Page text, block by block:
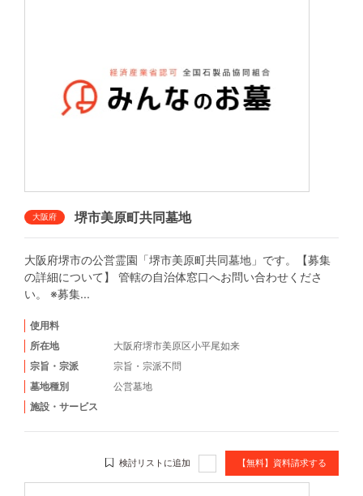
大阪府 堺市美原町共同墓地
大阪府堺市の公営霊園「堺市美原町共同墓地」です。【募集
の詳細について】 管轄の自治体窓口へお問い合わせくださ
い。 ※募集...
使用料
所在地
大阪府堺市美原区小平尾如来
宗旨・宗派
宗旨・宗派不問
墓地種別
公営墓地
施設・サービス
検討リストに追加 【無料】資料請求する